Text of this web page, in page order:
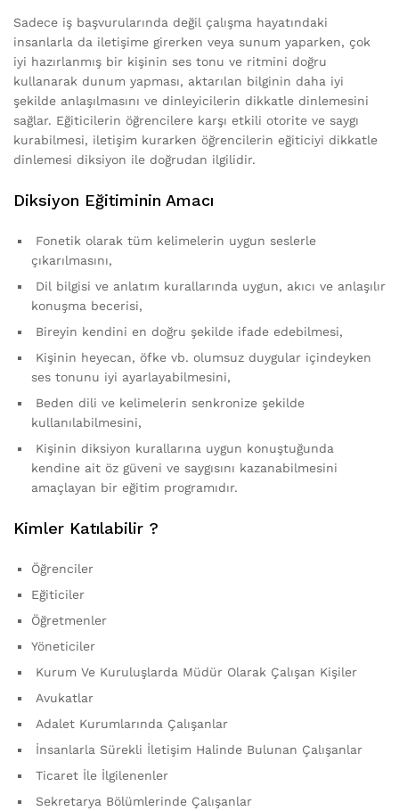
Sadece iş başvurularında değil çalışma hayatındaki
insanlarla da iletişime girerken veya sunum yaparken, çok
iyi hazırlanmış bir kişinin ses tonu ve ritmini doğru
kullanarak dunum yapması, aktarılan bilginin daha iyi
şekilde anlaşılmasını ve dinleyicilerin dikkatle dinlemesini
sağlar. Eğiticilerin öğrencilere karşı etkili otorite ve saygı
kurabilmesi, iletişim kurarken öğrencilerin eğiticiyi dikkatle
dinlemesi diksiyon ile doğrudan ilgilidir.
Diksiyon Eğitiminin Amacı
Fonetik olarak tüm kelimelerin uygun seslerle
çıkarılmasını,
Dil bilgisi ve anlatım kurallarında uygun, akıcı ve anlaşılır
konuşma becerisi,
Bireyin kendini en doğru şekilde ifade edebilmesi,
Kişinin heyecan, öfke vb. olumsuz duygular içindeyken
ses tonunu iyi ayarlayabilmesini,
Beden dili ve kelimelerin senkronize şekilde
kullanılabilmesini,
Kişinin diksiyon kurallarına uygun konuştuğunda
kendine ait öz güveni ve saygısını kazanabilmesini
amaçlayan bir eğitim programıdır.
Kimler Katılabilir ?
Öğrenciler
Eğiticiler
Öğretmenler
Yöneticiler
Kurum Ve Kuruluşlarda Müdür Olarak Çalışan Kişiler
Avukatlar
Adalet Kurumlarında Çalışanlar
İnsanlarla Sürekli İletişim Halinde Bulunan Çalışanlar
Ticaret İle İlgilenenler
Sekretarya Bölümlerinde Çalışanlar